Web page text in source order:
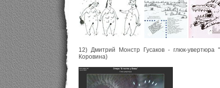
12) Дмитрий Монстр Гусаков - глюк-
Коровина)